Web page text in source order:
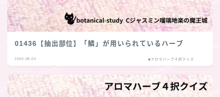
01436【抽出部位】「鱗」が用いられているハーブ
2026.08.03 ■アロマハーブ４択クイズ